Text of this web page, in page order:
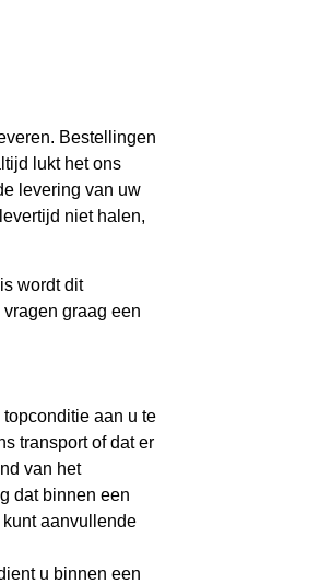
Bestellingen
lukt het ons
levering van uw
niet halen,
wordt dit
graag een
aan u te
transport of dat er
van het
dat binnen een
aanvullende
u binnen een